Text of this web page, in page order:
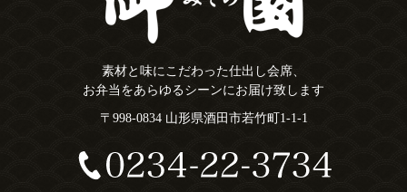
素材と味にこだわった仕出し会席、
お弁当をあらゆるシーンにお届け致します
〒998-0834 山形県酒田市若竹町1-1-1